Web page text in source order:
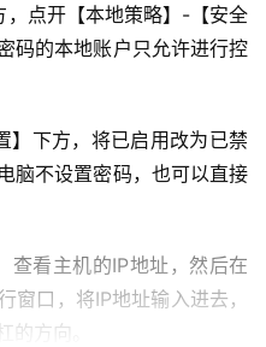
点开【本地策略】-【安全
码的本地账户只允许进行控
】下方，将已启用改为已禁
脑不设置密码，也可以直接
查看主机的IP地址，然后在
窗口，将IP地址输入进去，
方向。